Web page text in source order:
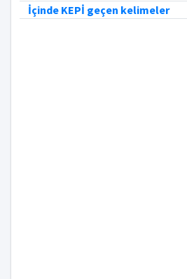
İçinde KEPİ geçen kelimeler